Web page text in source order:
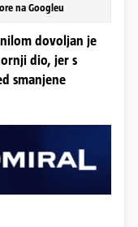
na Googleu
dovoljan je
dio, jer s
smanjene